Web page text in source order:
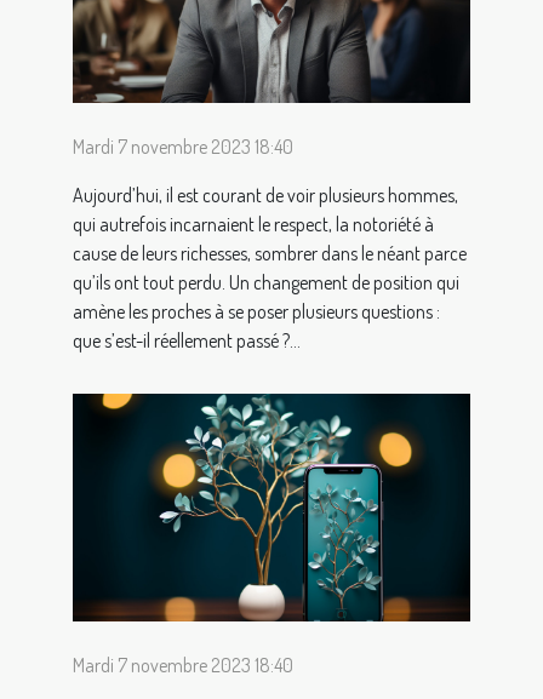
Mardi 7 novembre 2023 18:40
Aujourd’hui, il est courant de voir plusieurs hommes,
qui autrefois incarnaient le respect, la notoriété à
cause de leurs richesses, sombrer dans le néant parce
qu’ils ont tout perdu. Un changement de position qui
amène les proches à se poser plusieurs questions :
que s’est-il réellement passé ?...
Mardi 7 novembre 2023 18:40